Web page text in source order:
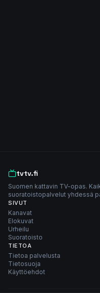
tvtv.fi
Suomen kattavin TV-opas.
suoratoistopalvelut yhdessä
SIVUT
Kanavat
Elokuvat
Urheilu
Suoratoisto
TIETOA
Tietoa palvelusta
Tietosuoja
Käyttöehdot